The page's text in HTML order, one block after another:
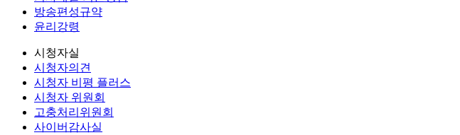
방송편성규약
윤리강령
시청자실
시청자의견
시청자 비평 플러스
시청자 위원회
고충처리위원회
사이버감사실